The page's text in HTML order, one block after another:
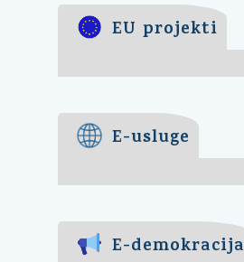
EU projekti
E-usluge
E-demokracija